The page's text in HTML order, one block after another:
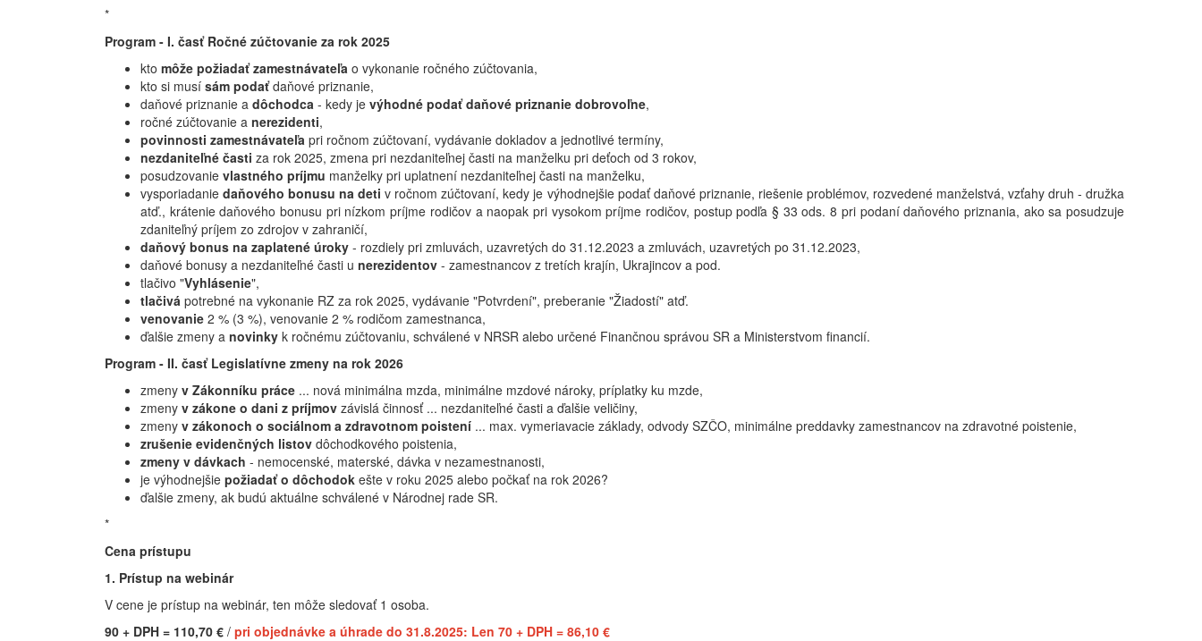
*
Program - I. časť Ročné zúčtovanie za rok 2025
kto môže požiadať zamestnávateľa o vykonanie ročného zúčtovania,
kto si musí sám podaťdaňové priznanie,
daňové priznanie a dôchodca - kedy je výhodné podať daňové priznanie dobrovoľne,
ročné zúčtovanie a nerezidenti,
povinnosti zamestnávateľa pri ročnom zúčtovaní, vydávanie dokladov a jednotlivé termíny,
nezdaniteľné časti za rok 2025, zmena pri nezdaniteľnej časti na manželku pri deťoch od 3 rokov,
posudzovanie vlastného príjmu manželky pri uplatnení nezdaniteľnej časti na manželku,
vysporiadaniedaňového bonusu na deti v ročnom zúčtovaní, kedy je výhodnejšie podať daňové priznanie, riešenie problémov, rozvedené manželstvá, vzťahy druh - družka
atď., krátenie daňového bonusu pri nízkom príjme rodičov a naopak pri vysokom príjme rodičov, postup podľa § 33 ods. 8 pri podaní daňového priznania, ako sa posudzuje
zdaniteľný príjem zo zdrojov v zahraničí,
daňový bonus na zaplatené úroky - rozdiely pri zmluvách, uzavretých do 31.12.2023 a zmluvách, uzavretých po 31.12.2023,
daňové bonusy a nezdaniteľné časti u nerezidentov - zamestnancov z tretích krajín, Ukrajincov a pod.
tlačivo "Vyhlásenie",
tlačivá potrebné na vykonanie RZ za rok 2025, vydávanie "Potvrdení", preberanie "Žiadostí" atď.
venovanie 2 % (3 %), venovanie 2 % rodičom zamestnanca,
ďalšie zmeny a novinky k ročnému zúčtovaniu, schválené v NRSR alebo určené Finančnou správou SR a Ministerstvom financií.
Program - II. časť Legislatívne zmeny na rok 2026
zmeny v Zákonníku práce ... nová minimálna mzda, minimálne mzdové nároky, príplatky ku mzde,
zmeny v zákone o dani z príjmov závislá činnosť ... nezdaniteľné časti a ďalšie veličiny,
zmeny v zákonoch o sociálnom a zdravotnom poistení ... max. vymeriavacie základy, odvody SZČO, minimálne preddavky zamestnancov na zdravotné poistenie,
zrušenie evidenčných listov dôchodkového poistenia,
zmeny v dávkach - nemocenské, materské, dávka v nezamestnanosti,
je výhodnejšie požiadať o dôchodok ešte v roku 2025 alebo počkať na rok 2026?
ďalšie zmeny, ak budú aktuálne schválené v Národnej rade SR.
*
Cena prístupu
1. Prístup na webinár
V cene je prístup na webinár, ten môže sledovať 1 osoba.
90 + DPH = 110,70 € / pri objednávke a úhrade do 31.8.2025: Len 70 + DPH = 86,10 €